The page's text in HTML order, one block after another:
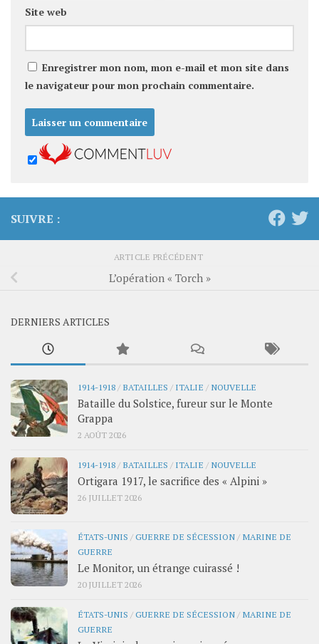
Site web
Enregistrer mon nom, mon e-mail et mon site dans
le navigateur pour mon prochain commentaire.
SUIVRE :
ARTICLE PRÉCÉDENT
L’opération « Torch »
DERNIERS ARTICLES
1914-1918 / BATAILLES / ITALIE / NOUVELLE
Bataille du Solstice, fureur sur le Monte
Grappa
2 AOÛT 2026
1914-1918 / BATAILLES / ITALIE / NOUVELLE
Ortigara 1917, le sacrifice des « Alpini »
26 JUILLET 2026
ÉTATS-UNIS /GUERRE DE SÉCESSION / MARINE DE
GUERRE
Le Monitor, un étrange cuirassé !
20 JUILLET 2026
ÉTATS-UNIS /GUERRE DE SÉCESSION / MARINE DE
GUERRE